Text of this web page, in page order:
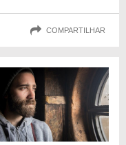
COMPARTILHAR